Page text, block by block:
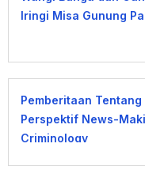
Iringi Misa Gunung
Pemberitaan Tentang
Perspektif News-
Criminology